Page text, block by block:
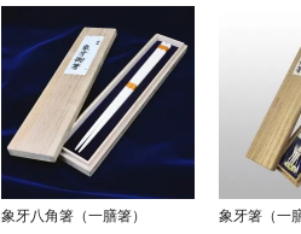
象牙八角箸（一膳箸）
象牙箸（一